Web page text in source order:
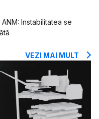
Instabilitatea se
VEZI MAI MULT